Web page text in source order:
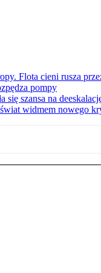
Flota cieni rusza
pompy
się szansa na
widmem nowego